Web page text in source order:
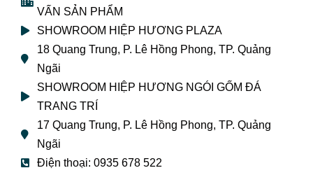
VẤN SẢN PHẨM
SHOWROOM HIỆP HƯƠNG PLAZA
18 Quang Trung, P. Lê Hồng Phong, TP. Quảng
Ngãi
SHOWROOM HIỆP HƯƠNG NGÓI GỐM ĐÁ
TRANG TRÍ
17 Quang Trung, P. Lê Hồng Phong, TP. Quảng
Ngãi
Điện thoại: 0935 678 522